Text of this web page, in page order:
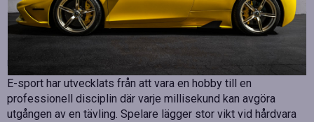
Betydelsen av snabb internetanslutning för e-
sport
E-sport har utvecklats från att vara en hobby till en
professionell disciplin där varje millisekund kan avgöra
utgången av en tävling. Spelare lägger stor vikt vid hårdvara